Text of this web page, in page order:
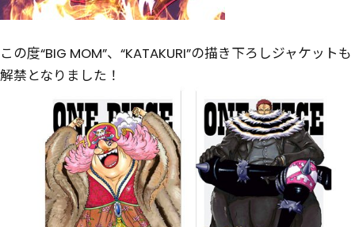
この度“BIG MOM”、“KATAKURI”の描き下ろしジャケットも
解禁となりました！